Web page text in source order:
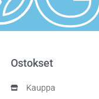
Ostokset
Kauppa